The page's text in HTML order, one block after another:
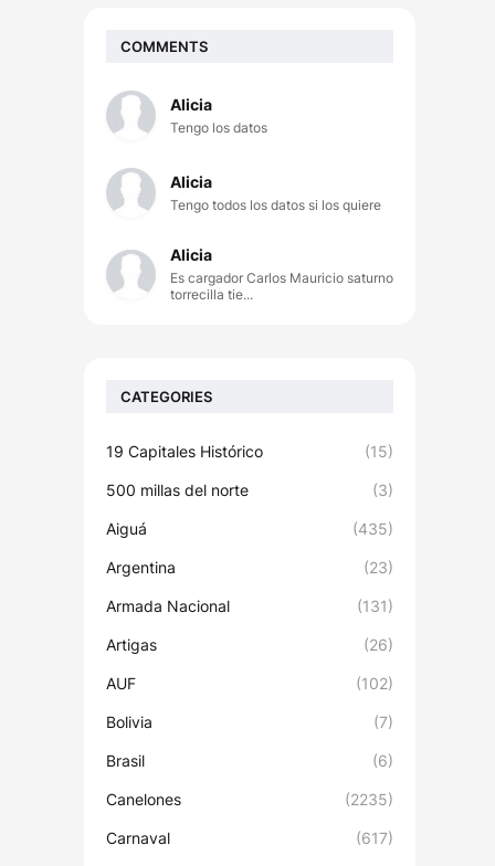
COMMENTS
Alicia
Tengo los datos
Alicia
Tengo todos los datos si los quiere
Alicia
Es cargador Carlos Mauricio saturno
torrecilla tie...
CATEGORIES
19 Capitales Histórico (15)
500 millas del norte (3)
Aiguá (435)
Argentina (23)
Armada Nacional (131)
Artigas (26)
AUF (102)
Bolivia (7)
Brasil (6)
Canelones (2235)
Carnaval (617)